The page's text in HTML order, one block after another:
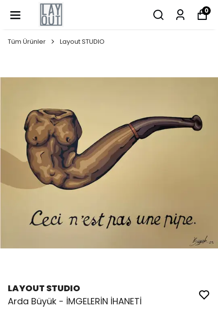
0
Tüm Ürünler Layout STUDIO
LAYOUT STUDIO
Arda Büyük - İMGELERİN İHANETİ